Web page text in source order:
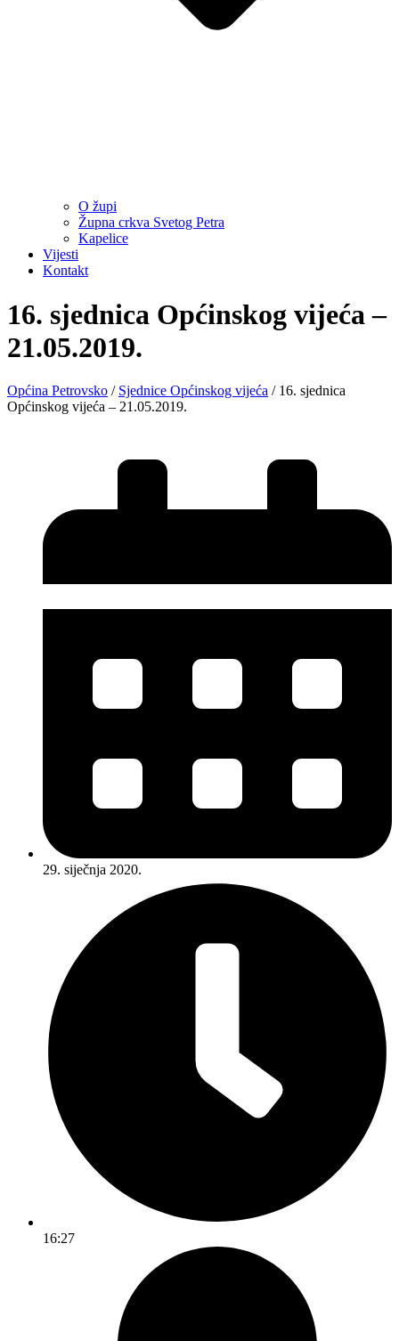
O župi
Župna crkva Svetog Petra
Kapelice
Vijesti
Kontakt
16. sjednica Općinskog vijeća –
21.05.2019.
Općina Petrovsko / Sjednice Općinskog vijeća / 16. sjednica
Općinskog vijeća – 21.05.2019.
29. siječnja 2020.
16:27